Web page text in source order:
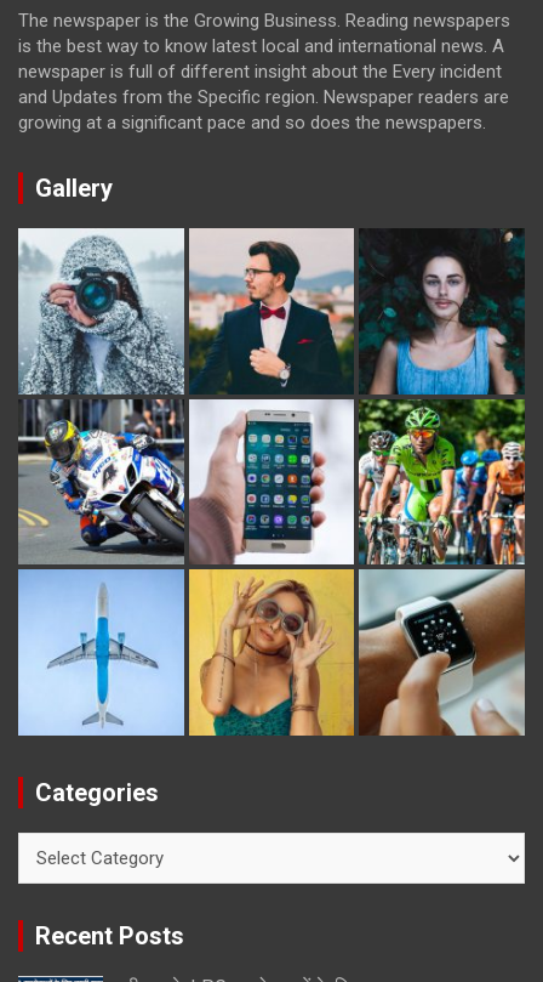
The newspaper is the Growing Business. Reading newspapers
is the best way to know latest local and international news. A
newspaper is full of different insight about the Every incident
and Updates from the Specific region. Newspaper readers are
growing at a significant pace and so does the newspapers.
Gallery
Categories
Recent Posts